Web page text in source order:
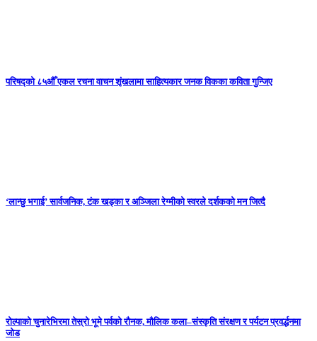
परिषद्को ८५औँ एकल रचना वाचन शृंखलामा साहित्यकार जनक विकका कविता गुन्जिए
‘लान्छु भगाई’ सार्वजनिक, टंक खड्का र अञ्जिला रेग्मीको स्वरले दर्शकको मन जित्दै
रोल्पाको चुनारेभिरमा तेस्रो भूमे पर्वको रौनक, मौलिक कला–संस्कृति संरक्षण र पर्यटन प्रवर्द्धनमा
जोड